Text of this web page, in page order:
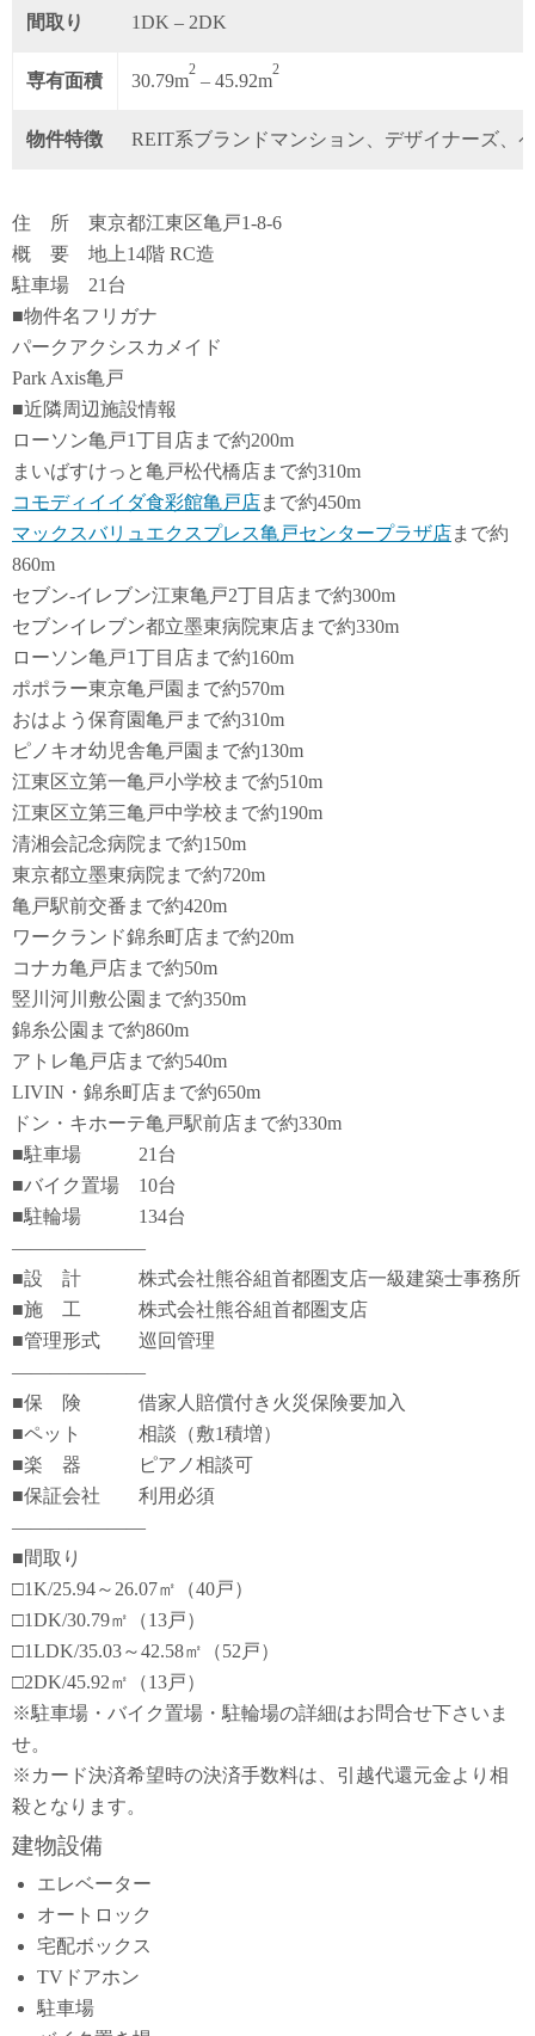
間取り 1DK – 2DK
専有面積 30.79m
2
– 45.92m
2
物件特徴 REIT系ブランドマンション、デザイナーズ、
住 所 東京都江東区亀戸1-8-6
概 要 地上14階 RC造
駐車場 21台
■物件名フリガナ
パークアクシスカメイド
Park Axis亀戸
■近隣周辺施設情報
ローソン亀戸1丁目店まで約200m
まいばすけっと亀戸松代橋店まで約310m
コモディイイダ食彩館亀戸店まで約450m
マックスバリュエクスプレス亀戸センタープラザ店まで約
860m
セブン-イレブン江東亀戸2丁目店まで約300m
セブンイレブン都立墨東病院東店まで約330m
ローソン亀戸1丁目店まで約160m
ポポラー東京亀戸園まで約570m
おはよう保育園亀戸まで約310m
ピノキオ幼児舎亀戸園まで約130m
江東区立第一亀戸小学校まで約510m
江東区立第三亀戸中学校まで約190m
清湘会記念病院まで約150m
東京都立墨東病院まで約720m
亀戸駅前交番まで約420m
ワークランド錦糸町店まで約20m
コナカ亀戸店まで約50m
竪川河川敷公園まで約350m
錦糸公園まで約860m
アトレ亀戸店まで約540m
LIVIN・錦糸町店まで約650m
ドン・キホーテ亀戸駅前店まで約330m
■駐車場 21台
■バイク置場 10台
■駐輪場 134台
―――――――
■設 計 株式会社熊谷組首都圏支店一級建築士事務所
■施 工 株式会社熊谷組首都圏支店
■管理形式 巡回管理
―――――――
■保 険 借家人賠償付き火災保険要加入
■ペット 相談（敷1積増）
■楽 器 ピアノ相談可
■保証会社 利用必須
―――――――
■間取り
□1K/25.94～26.07㎡（40戸）
□1DK/30.79㎡（13戸）
□1LDK/35.03～42.58㎡（52戸）
□2DK/45.92㎡（13戸）
※駐車場・バイク置場・駐輪場の詳細はお問合せ下さいま
せ。
※カード決済希望時の決済手数料は、引越代還元金より相
殺となります。
建物設備
エレベーター
オートロック
宅配ボックス
TVドアホン
駐車場